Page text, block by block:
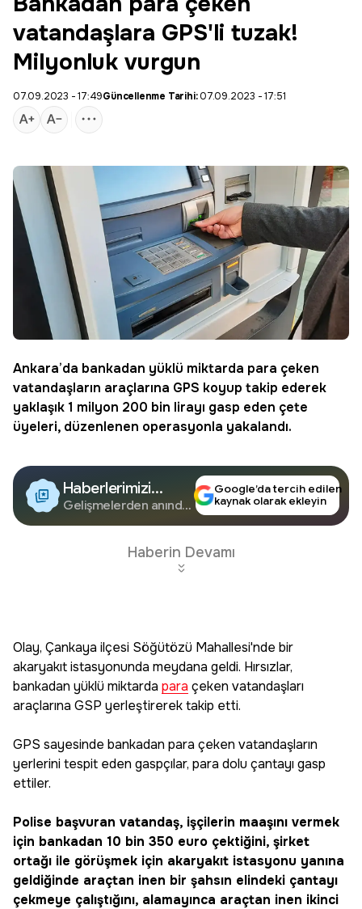
vatandaşlara GPS'li tuzak!
Milyonluk vurgun
07.09.2023 - 17:49Güncellenme Tarihi:07.09.2023 - 17:51
Ankara’da bankadan yüklü miktarda para çeken
vatandaşların araçlarına GPS koyup takip ederek
yaklaşık 1 milyon 200 bin lirayı gasp eden çete
üyeleri, düzenlenen operasyonla yakalandı.
Haberlerimizi
Google'da Takip
Edin
Gelişmelerden anında
Google’da tercih edilen
kaynak olarak ekleyin
Haberin Devamı
Olay, Çankaya ilçesi Söğütözü Mahallesi'nde bir
akaryakıt istasyonunda meydana geldi. Hırsızlar,
bankadan yüklü miktarda para çeken vatandaşları
araçlarına GSP yerleştirerek takip etti.
GPS sayesinde bankadan para çeken vatandaşların
yerlerini tespit eden gaspçılar, para dolu çantayı gasp
ettiler.
Polise başvuran vatandaş, işçilerin maaşını vermek
için bankadan 10 bin 350 euro çektiğini, şirket
ortağı ile görüşmek için akaryakıt istasyonu yanına
geldiğinde araçtan inen bir şahsın elindeki çantayı
çekmeye çalıştığını, alamayınca araçtan inen ikinci